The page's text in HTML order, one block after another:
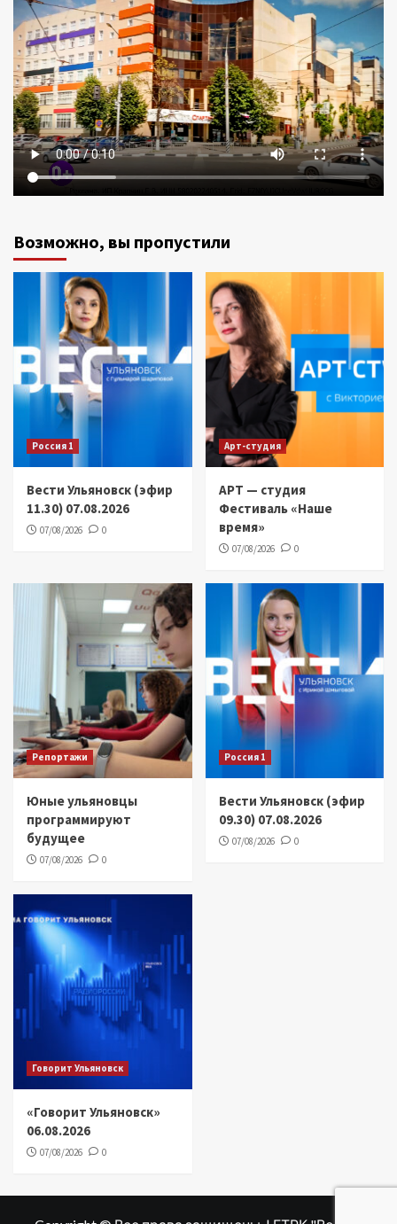
Возможно, вы пропустили
Россия 1
Вести Ульяновск (эфир
11.30) 07.08.2026
07/08/2026 0
Арт-студия
АРТ — студия
Фестиваль «Наше
время»
07/08/2026 0
Репортажи
Юные ульяновцы
программируют
будущее
07/08/2026 0
Россия 1
Вести Ульяновск (эфир
09.30) 07.08.2026
07/08/2026 0
Говорит Ульяновск
«Говорит Ульяновск»
06.08.2026
07/08/2026 0